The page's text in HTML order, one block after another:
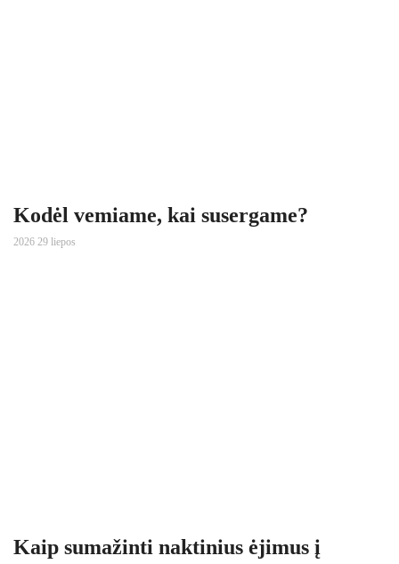
Kodėl vemiame, kai susergame?
2026 29 liepos
Kaip sumažinti naktinius ėjimus į